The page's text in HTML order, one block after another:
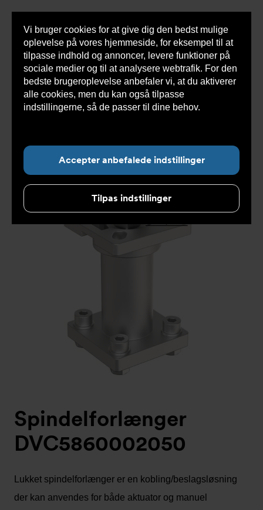
Vi bruger cookies for at give dig den bedst mulige
oplevelse på vores hjemmeside, for eksempel til at
tilpasse indhold og annoncer, levere funktioner på
sociale medier og til at analysere webtrafik. For den
bedste brugeroplevelse anbefaler vi, at du aktiverer
alle cookies, men du kan også tilpasse
indstillingerne, så de passer til dine behov.
Accepter anbefalede indstillinger
Tilpas indstillinger
Du
her:
Armatec > Produkter >
Automatisering aktuatorer og
gear
> Beslag og koblinger > Spindelforlænger
Spindelforlænger DVC5860 & DVC5861
>
Spindelforlænger
DVC5860002050
Lukket spindelforlænger er en kobling/beslagsløsning
der kan anvendes for både aktuator og manuel